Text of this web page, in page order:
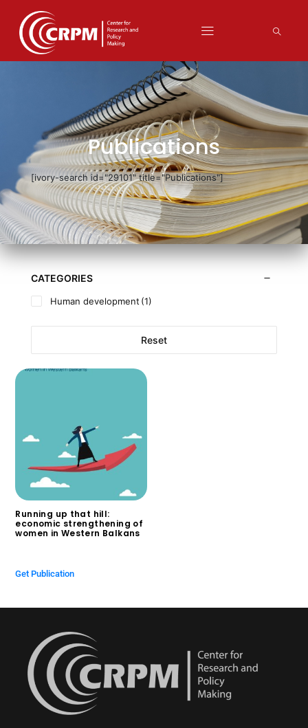
Publications
[ivory-search id="29101" title="Publications"]
CATEGORIES
Human development (1)
Reset
Running up that hill:
economic strengthening of
women in Western Balkans
Get Publication